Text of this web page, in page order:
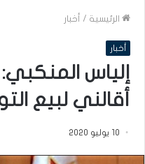
الرئيسية / أخبار
أخبار
إلياس
أقالني لبيع
10 يوليو 2020